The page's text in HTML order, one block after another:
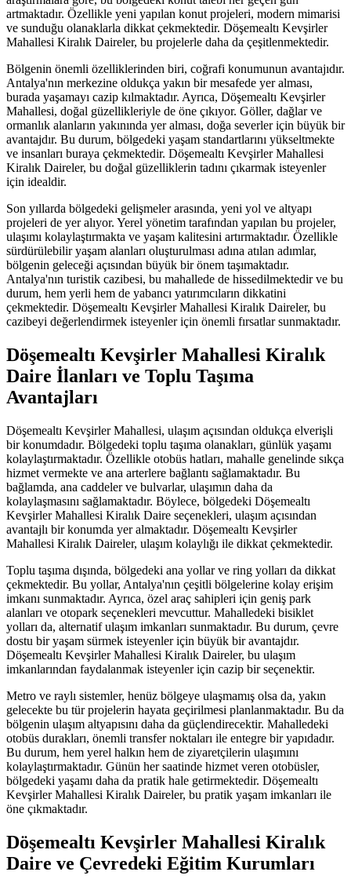
artmaktadır. Özellikle yeni yapılan konut projeleri, modern mimarisi
ve sunduğu olanaklarla dikkat çekmektedir. Döşemealtı Kevşirler
Mahallesi Kiralık Daireler, bu projelerle daha da çeşitlenmektedir.
Bölgenin önemli özelliklerinden biri, coğrafi konumunun avantajıdır.
Antalya'nın merkezine oldukça yakın bir mesafede yer alması,
burada yaşamayı cazip kılmaktadır. Ayrıca, Döşemealtı Kevşirler
Mahallesi, doğal güzellikleriyle de öne çıkıyor. Göller, dağlar ve
ormanlık alanların yakınında yer alması, doğa severler için büyük bir
avantajdır. Bu durum, bölgedeki yaşam standartlarını yükseltmekte
ve insanları buraya çekmektedir. Döşemealtı Kevşirler Mahallesi
Kiralık Daireler, bu doğal güzelliklerin tadını çıkarmak isteyenler
için idealdir.
Son yıllarda bölgedeki gelişmeler arasında, yeni yol ve altyapı
projeleri de yer alıyor. Yerel yönetim tarafından yapılan bu projeler,
ulaşımı kolaylaştırmakta ve yaşam kalitesini artırmaktadır. Özellikle
sürdürülebilir yaşam alanları oluşturulması adına atılan adımlar,
bölgenin geleceği açısından büyük bir önem taşımaktadır.
Antalya'nın turistik cazibesi, bu mahallede de hissedilmektedir ve bu
durum, hem yerli hem de yabancı yatırımcıların dikkatini
çekmektedir. Döşemealtı Kevşirler Mahallesi Kiralık Daireler, bu
cazibeyi değerlendirmek isteyenler için önemli fırsatlar sunmaktadır.
Döşemealtı Kevşirler Mahallesi Kiralık
Daire İlanları ve Toplu Taşıma
Avantajları
Döşemealtı Kevşirler Mahallesi, ulaşım açısından oldukça elverişli
bir konumdadır. Bölgedeki toplu taşıma olanakları, günlük yaşamı
kolaylaştırmaktadır. Özellikle otobüs hatları, mahalle genelinde sıkça
hizmet vermekte ve ana arterlere bağlantı sağlamaktadır. Bu
bağlamda, ana caddeler ve bulvarlar, ulaşımın daha da
kolaylaşmasını sağlamaktadır. Böylece, bölgedeki Döşemealtı
Kevşirler Mahallesi Kiralık Daire seçenekleri, ulaşım açısından
avantajlı bir konumda yer almaktadır. Döşemealtı Kevşirler
Mahallesi Kiralık Daireler, ulaşım kolaylığı ile dikkat çekmektedir.
Toplu taşıma dışında, bölgedeki ana yollar ve ring yolları da dikkat
çekmektedir. Bu yollar, Antalya'nın çeşitli bölgelerine kolay erişim
imkanı sunmaktadır. Ayrıca, özel araç sahipleri için geniş park
alanları ve otopark seçenekleri mevcuttur. Mahalledeki bisiklet
yolları da, alternatif ulaşım imkanları sunmaktadır. Bu durum, çevre
dostu bir yaşam sürmek isteyenler için büyük bir avantajdır.
Döşemealtı Kevşirler Mahallesi Kiralık Daireler, bu ulaşım
imkanlarından faydalanmak isteyenler için cazip bir seçenektir.
Metro ve raylı sistemler, henüz bölgeye ulaşmamış olsa da, yakın
gelecekte bu tür projelerin hayata geçirilmesi planlanmaktadır. Bu da
bölgenin ulaşım altyapısını daha da güçlendirecektir. Mahalledeki
otobüs durakları, önemli transfer noktaları ile entegre bir yapıdadır.
Bu durum, hem yerel halkın hem de ziyaretçilerin ulaşımını
kolaylaştırmaktadır. Günün her saatinde hizmet veren otobüsler,
bölgedeki yaşamı daha da pratik hale getirmektedir. Döşemealtı
Kevşirler Mahallesi Kiralık Daireler, bu pratik yaşam imkanları ile
öne çıkmaktadır.
Döşemealtı Kevşirler Mahallesi Kiralık
Daire ve Çevredeki Eğitim Kurumları